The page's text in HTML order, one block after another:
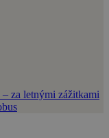
za letnými zážitkami